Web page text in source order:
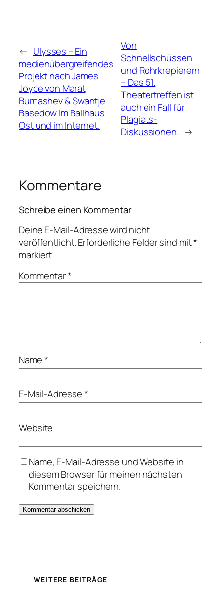
← Ulysses – Ein
medienübergreifendes
Projekt nach James
Joyce von Marat
Burnashev & Swantje
Basedow im Ballhaus
Ost und im Internet.
Von
Schnellschüssen
und Rohrkrepierern
– Das 51.
Theatertreffen ist
auch ein Fall für
Plagiats-
Diskussionen. →
Kommentare
Schreibe einen Kommentar
Deine E-Mail-Adresse wird nicht
veröffentlicht.Erforderliche Felder sind mit*
markiert
Kommentar*
Name*
E-Mail-Adresse*
Website
Name, E-Mail-Adresse und Website in
diesem Browser für meinen nächsten
Kommentar speichern.
WEITERE BEITRÄGE